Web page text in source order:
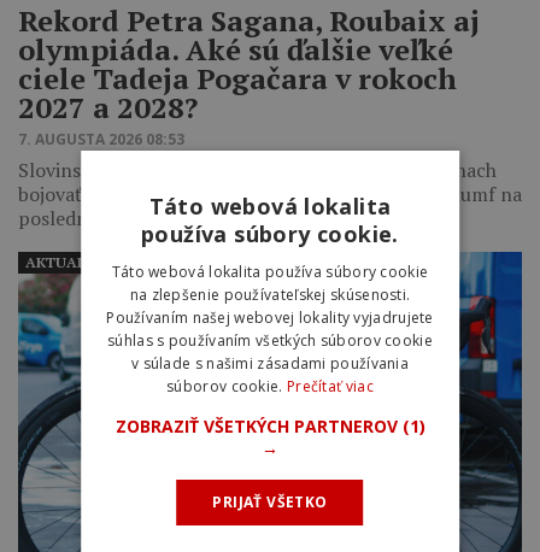
Rekord Petra Sagana, Roubaix aj
olympiáda. Aké sú ďalšie veľké
ciele Tadeja Pogačara v rokoch
2027 a 2028?
7. AUGUSTA 2026 08:53
Slovinský cyklista plánuje v najbližších dvoch sezónach
bojovať aj o ďalší titul majstra sveta a historický triumf na
posledných významných…
AKTUALITY
Táto webová lokalita
používa súbory cookie.
Táto webová lokalita používa súbory cookie
na zlepšenie používateľskej skúsenosti.
Používaním našej webovej lokality vyjadrujete
súhlas s používaním všetkých súborov cookie
v súlade s našimi zásadami používania
súborov cookie. Prečítať viac
ZOBRAZIŤ VŠETKÝCH PARTNEROV (1)
→
PRIJAŤ VŠETKO